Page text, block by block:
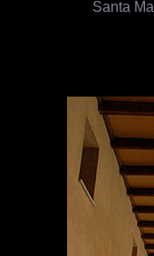
Santa